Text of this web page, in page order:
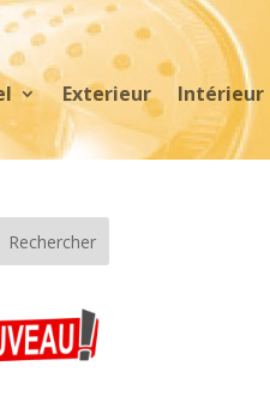
Exterieur
Intérieur
Rechercher